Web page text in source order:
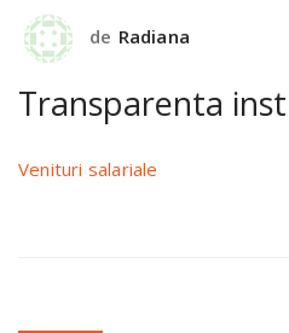
de Radiana
Transparenta
Venituri salariale